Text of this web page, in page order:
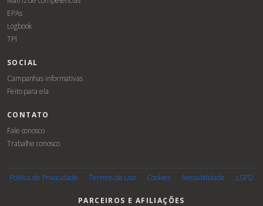
EPAs
Logbook
TPI
SOCIAL
Campanhas informativas
Feito para ela
CONTATO
Fale conosco
Trabalhe conosco
Política de Privacidade Termos de Uso Cookies Acessibilidade LGPD
PARCEIROS E AFILIAÇÕES